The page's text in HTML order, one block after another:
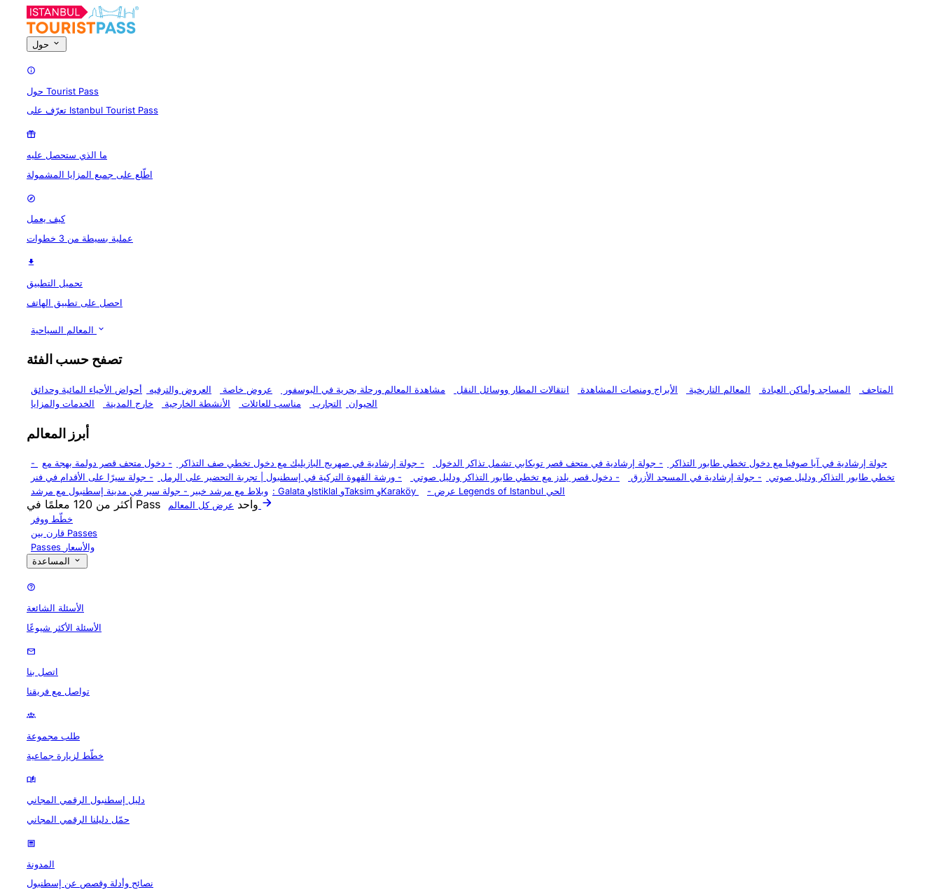
حول
حول Tourist Pass
تعرّف على Istanbul Tourist Pass
ما الذي ستحصل عليه
اطّلع على جميع المزايا المشمولة
كيف يعمل
عملية بسيطة من 3 خطوات
تحميل التطبيق
احصل على تطبيق الهاتف
المعالم السياحية
تصفح حسب الفئة
المتاحف المساجد وأماكن العبادة المعالم التاريخية الأبراج ومنصات المشاهدة انتقالات المطار ووسائل النقل مشاهدة المعالم ورحلة بحرية في البوسفور عروض خاصة العروض والترفيه
أحواض الأحياء المائية وحدائق
الحيوان
التجارب مناسب للعائلات الأنشطة الخارجية خارج المدينة الخدمات والمزايا
أبرز المعالم
- جولة إرشادية في آيا صوفيا مع دخول تخطي طابور التذاكر - جولة إرشادية في متحف قصر توبكابي تشمل تذاكر الدخول - جولة إرشادية في صهريج البازيليك مع دخول تخطي صف التذاكر - دخول متحف قصر دولمة بهجة مع
تخطي طابور التذاكر ودليل صوتي
- جولة إرشادية في المسجد الأزرق - دخول قصر يلدز مع تخطي طابور التذاكر ودليل صوتي - ورشة القهوة التركية في إسطنبول | تجربة التحضير على الرمل - جولة سيرًا على الأقدام في فنر
وبلاط مع مرشد خبير - جولة سير في مدينة إسطنبول مع مرشد: Galata وIstiklal وTaksim وKaraköy - عرض Legends of Istanbul الحي
أكثر من 120 معلمًا في Pass واحد عرض كل المعالم
خطّط ووفر
قارن بين Passes
Passes والأسعار
المساعدة
الأسئلة الشائعة
الأسئلة الأكثر شيوعًا
اتصل بنا
تواصل مع فريقنا
طلب مجموعة
خطّط لزيارة جماعية
دليل إسطنبول الرقمي المجاني
حمّل دليلنا الرقمي المجاني
المدونة
نصائح وأدلة وقصص عن إسطنبول